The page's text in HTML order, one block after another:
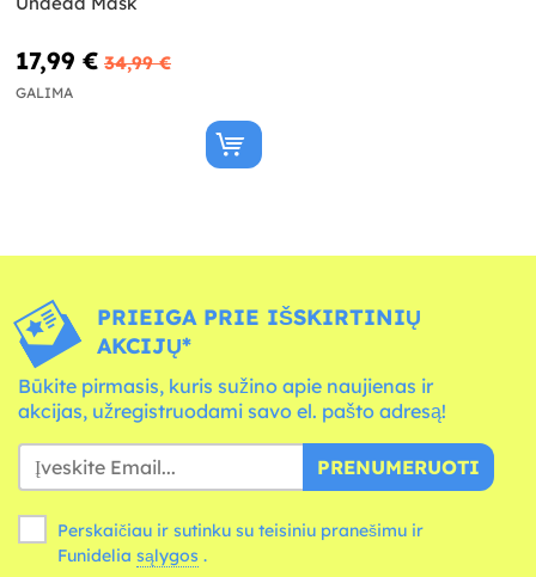
17,99 € 34,99 €
GALIMA
PRIEIGA PRIE IŠSKIRTINIŲ
AKCIJŲ*
Būkite pirmasis, kuris sužino apie naujienas ir
akcijas, užregistruodami savo el. pašto adresą!
PRENUMERUOTI
Perskaičiau ir sutinku su teisiniu pranešimu ir
Funidelia sąlygos .